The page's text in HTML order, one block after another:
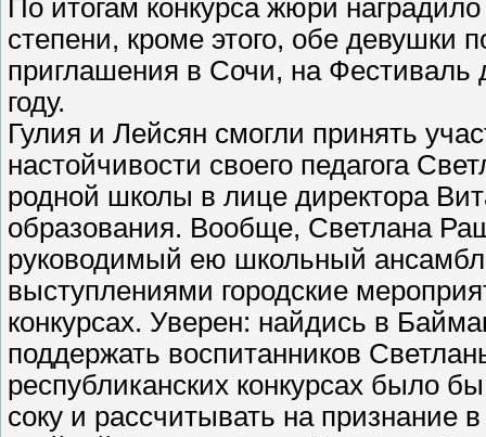
По итогам конкурса жюри
степени, кроме этого, обе
приглашения в Сочи, на Фестиваль
году.
Гулия и Лейсян смогли принять
настойчивости своего педагога
родной школы в лице директора
образования. Вообще, Светлана
руководимый ею школьный
выступлениями городские
конкурсах. Уверен: найдись в
поддержать воспитанников
республиканских конкурсах было
соку и рассчитывать на признание